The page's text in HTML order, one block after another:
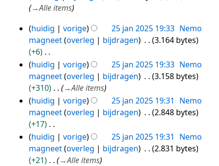
→Alle items
25
jan
2025
huidig vorige 25 jan 2025 19:33 Nemo
magneet overleg bijdragen
3.164 bytes
+6
G
e
e
n
b
e
w
e
r
huidig vorige 25 jan 2025 19:33 Nemo
magneet overleg bijdragen
3.158 bytes
+310
→Alle items
huidig
vorige 25 jan 2025 19:31
Nemo
magneet overleg bijdragen
2.848 bytes
+17
G
e
e
huidig vorige 25 jan 2025 19:31
Nemo
magneet overleg bijdragen
2.831 bytes
+21
→Alle items